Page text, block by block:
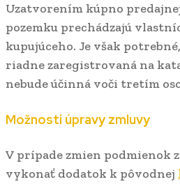
Uzatvorením kúpno
pozemku prechádzajú
kupujúceho. Je však
riadne zaregistrovaná na
nebude účinná voči tretím
Možnosti úpravy zmluvy
V prípade zmien podmienok
vykonať dodatok k pôvodnej